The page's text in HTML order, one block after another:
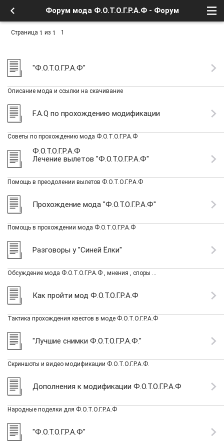
Форум мода Ф.О.Т.О.Г.Р.А.Ф - Форум
Страница 1 из 1 1
"Ф.О.Т.О.Г.Р.А.Ф"
Описание мода и ссылки на скачивание
F.A.Q по прохождению модификации
Ф.О.Т.О.Г.Р.А.Ф
Советы по прохождению мода Ф.О.Т.О.Г.Р.А.Ф
Лечение вылетов "Ф.О.Т.О.Г.Р.А.Ф"
Помощь в преодолении вылетов Ф.О.Т.О.Г.Р.А.Ф
Прохождение мода "Ф.О.Т.О.Г.Р.А.Ф"
Помощь в прохождении мода Ф.О.Т.О.Г.Р.А.Ф
Разговоры у "Синей Ёлки"
Обсуждение мода Ф.О.Т.О.Г.Р.А.Ф , мнения , споры ...
Как пройти мод Ф.О.Т.О.Г.Р.А.Ф
Тактика прохождения квестов в моде Ф.О.Т.О.Г.Р.А.Ф
"Лучшие снимки Ф.О.Т.О.Г.Р.А.Ф."
Скриншоты и видео модификации Ф.О.Т.О.Г.Р.А.Ф.
Дополнения к модификации Ф.О.Т.О.Г.Р.А.Ф
Народные поделки для Ф.О.Т.О.Г.Р.А.Ф
"Ф.О.Т.О.Г.Р.А.Ф"